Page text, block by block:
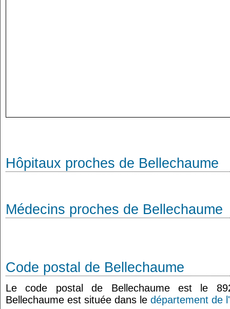
Hôpitaux proches de Bellechaume
Médecins proches de Bellechaume
Code postal de Bellechaume
Le code postal de Bellechaume est le
Bellechaume est située dans le département de